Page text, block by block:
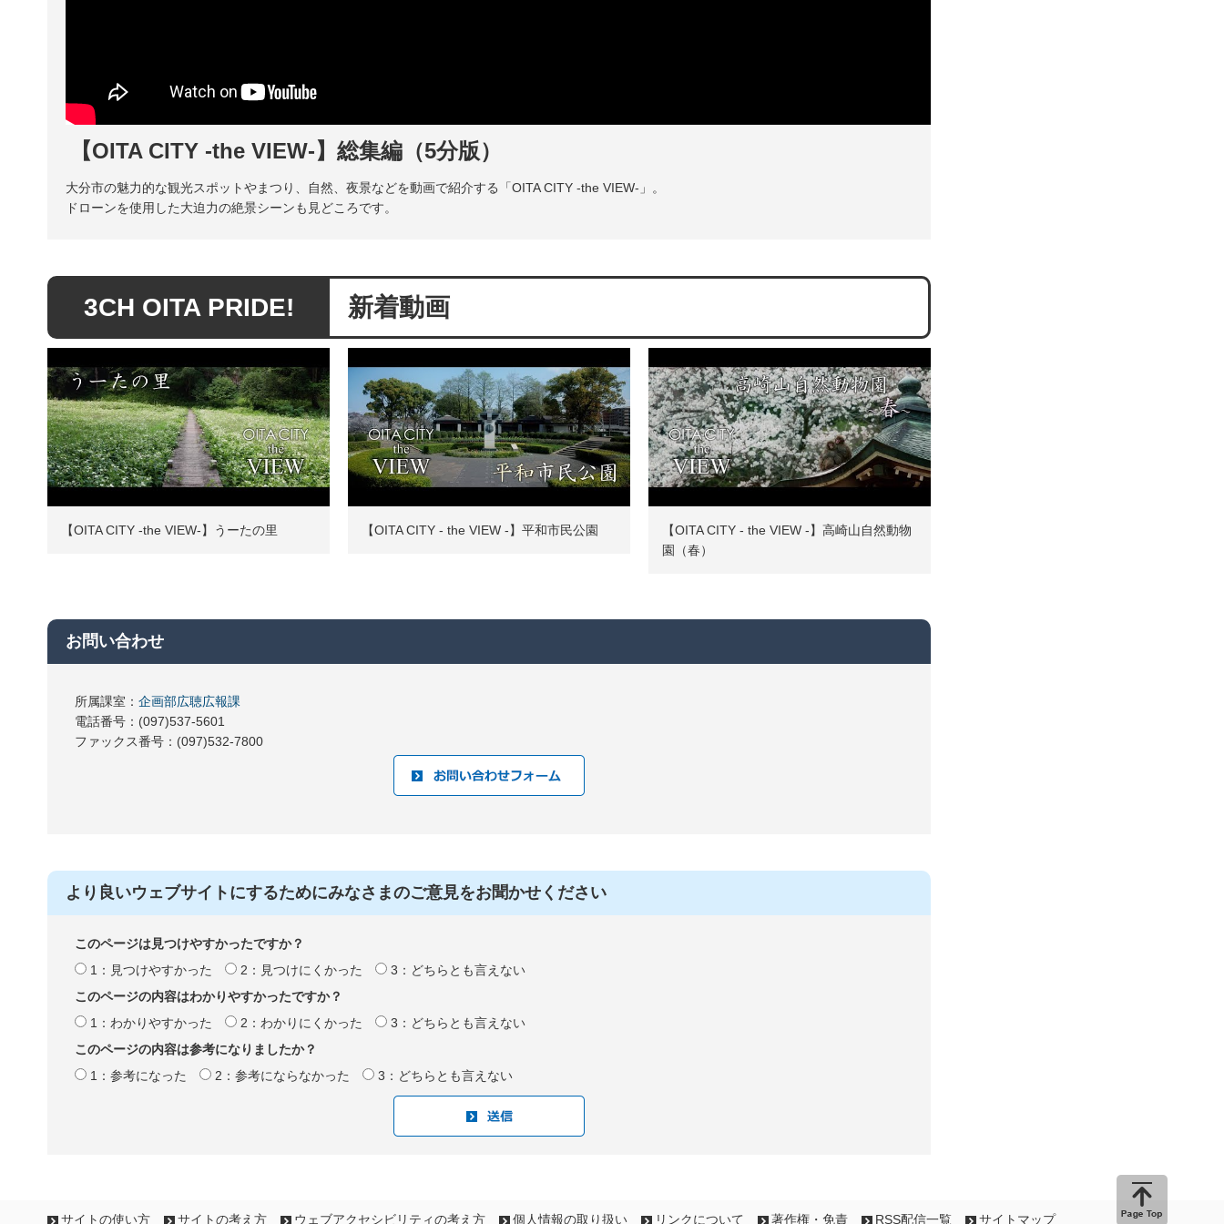
【OITA CITY -the VIEW-】総集編（5分版）
大分市の魅力的な観光スポットやまつり、自然、夜景などを動画で紹介する「OITA CITY -the VIEW-」。
ドローンを使用した大迫力の絶景シーンも見どころです。
3CH OITA PRIDE! 新着動画
【OITA CITY -the VIEW-】うーたの里 【OITA CITY - the VIEW -】平和市民公園
【OITA CITY - the VIEW -】高崎山自然動物
園（春）
お問い合わせ
所属課室： 企画部広聴広報課
電話番号：(097)537-5601
ファックス番号：(097)532-7800
より良いウェブサイトにするためにみなさまのご意見をお聞かせください
このページは見つけやすかったですか？
1：見つけやすかった
2：見つけにくかった
3：どちらとも言えない
このページの内容はわかりやすかったですか？
1：わかりやすかった
2：わかりにくかった
3：どちらとも言えない
このページの内容は参考になりましたか？
1：参考になった
2：参考にならなかった 3：どちらとも言えない
サイトの使い方 サイトの考え方 ウェブアクセシビリティの考え方 個人情報の取り扱い リンクについて 著作権・免責 RSS配信一覧 サイトマップ